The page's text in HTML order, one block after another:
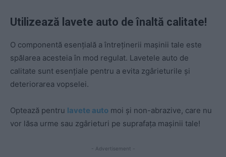
Utilizează lavete auto de înaltă calitate!
O componentă esențială a întreținerii mașinii tale este
spălarea acesteia în mod regulat. Lavetele auto de
calitate sunt esențiale pentru a evita zgârieturile și
deteriorarea vopselei.
Optează pentru lavete auto moi și non-abrazive, care nu
vor lăsa urme sau zgârieturi pe suprafața mașinii tale!
- Advertisement -